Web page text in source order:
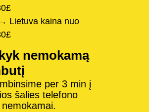
Lietuva kaina nuo
nemokamą
per 3 min į
šalies telefono